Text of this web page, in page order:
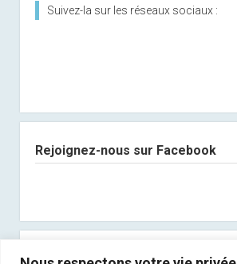
Suivez-la sur les réseaux sociaux :
Rejoignez-nous sur Facebook
Abonnez-vous à notre newsletter